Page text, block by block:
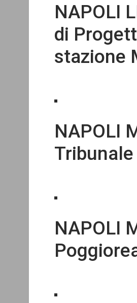
NAPOLI
di
stazione
NAPOLI
Tribunale
NAPOLI